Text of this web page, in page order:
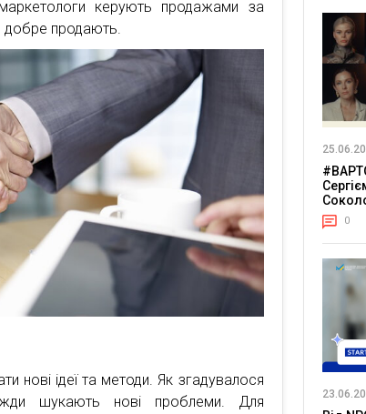
керують продажами за
добре продають.
нові ідеї та методи. Як згадувалося
шукають нові проблеми. Для
напрузі
0